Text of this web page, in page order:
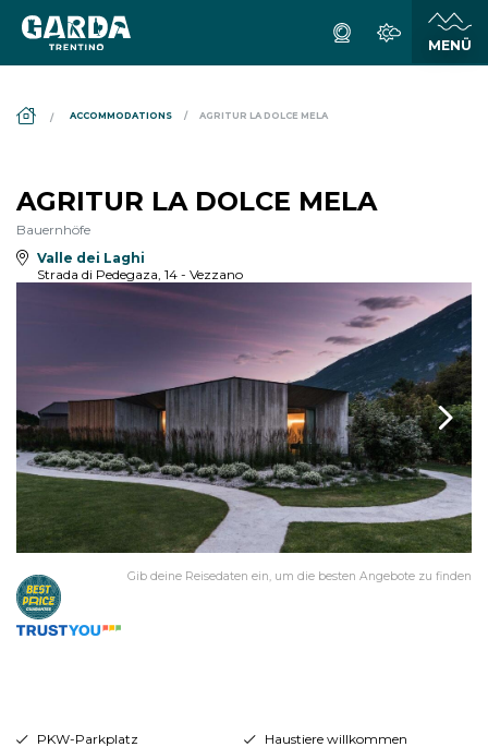
ACCOMMODATIONS AGRITUR LA DOLCE MELA
AGRITUR LA DOLCE MELA
Bauernhöfe
Valle dei Laghi
Strada di Pedegaza, 14 - Vezzano
Gib deine Reisedaten ein, um die besten Angebote zu finden
PKW-Parkplatz Haustiere willkommen